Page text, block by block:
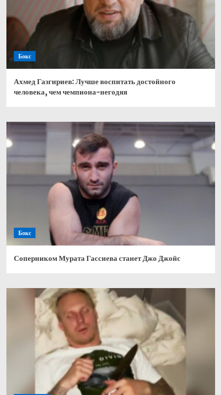
Бокс
Ахмед Газгириев: Лучше воспитать достойного
человека, чем чемпиона-негодяя
Бокс
Соперником Мурата Гассиева станет Джо Джойс